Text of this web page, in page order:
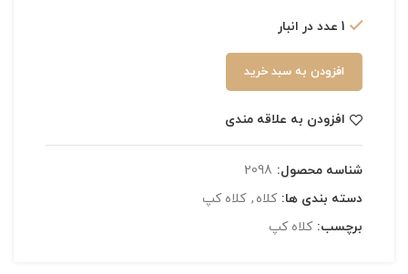
1 عدد در انبار
افزودن به سبد خرید
افزودن به علاقه مندی
شناسه محصول: 2098
دسته بندی ها: کلاه , کلاه کپ
برچسب: کلاه کپ